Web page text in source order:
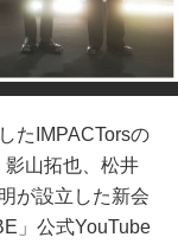
たIMPACTorsの
影山拓也、松井
が設立した新会
」公式YouTube